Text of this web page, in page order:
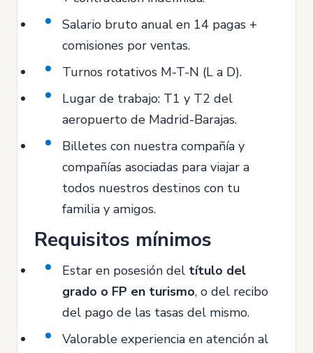
Salario bruto anual en 14 pagas +
comisiones por ventas.
Turnos rotativos M-T-N (L a D).
Lugar de trabajo: T1 y T2 del
aeropuerto de Madrid-Barajas.
Billetes con nuestra compañía y
compañías asociadas para viajar a
todos nuestros destinos con tu
familia y amigos.
Requisitos mínimos
Estar en posesión del título del
grado o FP en turismo, o del recibo
del pago de las tasas del mismo.
Valorable experiencia en atención al